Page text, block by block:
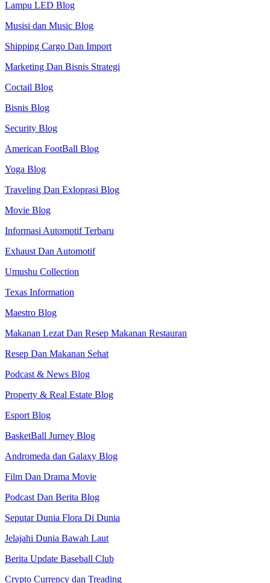
Lampu LED Blog
Musisi dan Music Blog
Shipping Cargo Dan Import
Marketing Dan Bisnis Strategi
Coctail Blog
Bisnis Blog
Security Blog
American FootBall Blog
Yoga Blog
Traveling Dan Exloprasi Blog
Movie Blog
Informasi Automotif Terbaru
Exhaust Dan Automotif
Umushu Collection
Texas Information
Maestro Blog
Makanan Lezat Dan Resep Makanan Restauran
Resep Dan Makanan Sehat
Podcast & News Blog
Property & Real Estate Blog
Esport Blog
BasketBall Jurney Blog
Andromeda dan Galaxy Blog
Film Dan Drama Movie
Podcast Dan Berita Blog
Seputar Dunia Flora Di Dunia
Jelajahi Dunia Bawah Laut
Berita Update Baseball Club
Crypto Currency dan Treading